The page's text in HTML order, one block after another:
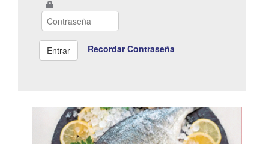
Recordar Contraseña